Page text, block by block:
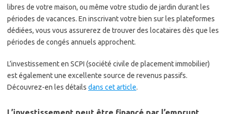
libres de votre maison, ou même votre studio de jardin durant les
périodes de vacances. En inscrivant votre bien sur les plateformes
dédiées, vous vous assurerez de trouver des locataires dès que les
périodes de congés annuels approchent.
L’investissement en SCPI (société civile de placement immobilier)
est également une excellente source de revenus passifs.
Découvrez-en les détails dans cet article.